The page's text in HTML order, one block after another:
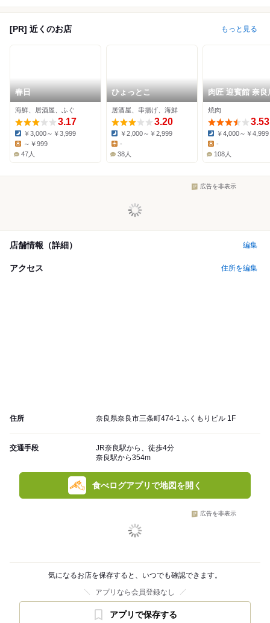
[PR] 近くのお店 もっと見る
春日
海鮮、居酒屋、ふぐ
3.17
Dinner:
￥3,000～￥3,999
Lunch:
～￥999
47人
ひょっとこ
居酒屋、串揚げ、海鮮
3.20
Dinner:
￥2,000～￥2,999
Lunch:
-
38人
肉匠 迎賓館 奈良
焼肉
3.53
Dinner:
￥4,000～￥4,999
-
108人
広告を非表示
店舗情報（詳細） 編集
アクセス 住所を編集
住所 奈良県奈良市三条町474-1 ふくもりビル 1F
交通手段
JR奈良駅から、徒歩4分
奈良駅から354m
食べログアプリで地図を開く
広告を非表示
気になるお店を保存すると、いつでも確認できます。
アプリなら会員登録なし
アプリで保存する